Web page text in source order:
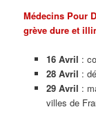
Médecins Pour
grève dure et
16 Avril :
28 Avril :
29 Avril :
villes de